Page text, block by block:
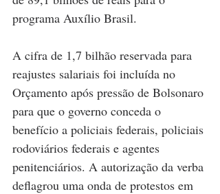
programa Auxílio Brasil.
A cifra de 1,7 bilhão reservada para
reajustes salariais foi incluída no
Orçamento após pressão de Bolsonaro
para que o governo conceda o
benefício a policiais federais, policiais
rodoviários federais e agentes
penitenciários. A autorização da verba
deflagrou uma onda de protestos em